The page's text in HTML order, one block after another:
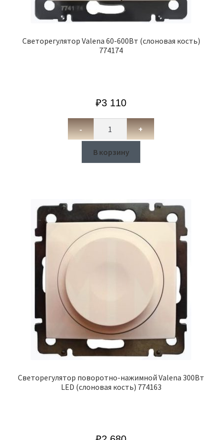
Cветорегулятор Valena 60-600Вт (слоновая кость)
774174
₽3 110
- +
В корзину
Cветорегулятор поворотно-нажимной Valena 300Вт
LED (слоновая кость) 774163